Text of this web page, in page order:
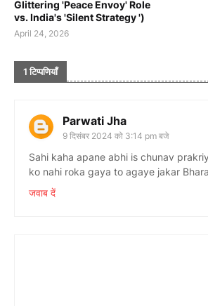
Glittering 'Peace Envoy' Role
vs. India's 'Silent Strategy ')
April 24, 2026
1 टिप्पणियाँ
Parwati Jha
9 दिसंबर 2024 को 3:14 pm बजे
Sahi kaha apane abhi is chunav
ko nahi roka gaya to agaye jakar
जवाब दें